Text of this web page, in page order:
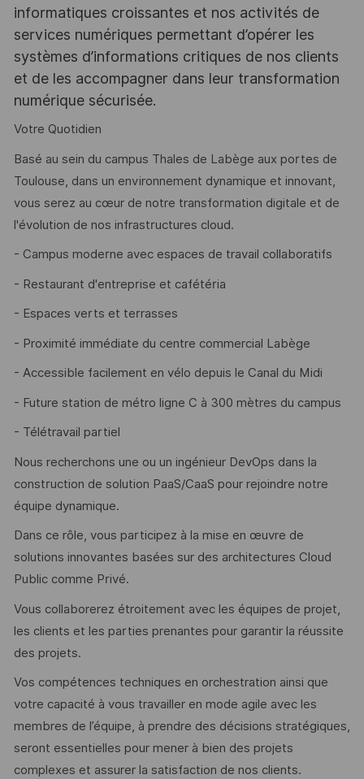
informatiques croissantes et nos activités de
services numériques permettant d’opérer les
systèmes d’informations critiques de nos clients
et de les accompagner dans leur transformation
numérique sécurisée.
Votre Quotidien
Basé au sein du campus Thales de Labège aux portes de
Toulouse, dans un environnement dynamique et innovant,
vous serez au cœur de notre transformation digitale et de
l'évolution de nos infrastructures cloud.
- Campus moderne avec espaces de travail collaboratifs
- Restaurant d'entreprise et cafétéria
- Espaces verts et terrasses
- Proximité immédiate du centre commercial Labège
- Accessible facilement en vélo depuis le Canal du Midi
- Future station de métro ligne C à 300 mètres du campus
- Télétravail partiel
Nous recherchons une ou un ingénieur DevOps dans la
construction de solution PaaS/CaaS pour rejoindre notre
équipe dynamique.
Dans ce rôle, vous participez à la mise en œuvre de
solutions innovantes basées sur des architectures Cloud
Public comme Privé.
Vous collaborerez étroitement avec les équipes de projet,
les clients et les parties prenantes pour garantir la réussite
des projets.
Vos compétences techniques en orchestration ainsi que
votre capacité à vous travailler en mode agile avec les
membres de l’équipe, à prendre des décisions stratégiques,
seront essentielles pour mener à bien des projets
complexes et assurer la satisfaction de nos clients.